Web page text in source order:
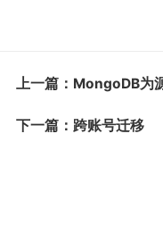
上一篇：MongoDB为
下一篇：跨账号迁移